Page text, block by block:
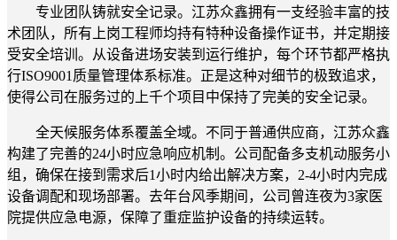
专业团队铸就安全记录。江苏众鑫拥有一支经验丰富的技
术团队，所有上岗工程师均持有特种设备操作证书，并定期接
受安全培训。从设备进场安装到运行维护，每个环节都严格执
行ISO9001质量管理体系标准。正是这种对细节的极致追求，
使得公司在服务过的上千个项目中保持了完美的安全记录。
全天候服务体系覆盖全域。不同于普通供应商，江苏众鑫
构建了完善的24小时应急响应机制。公司配备多支机动服务小
组，确保在接到需求后1小时内给出解决方案，2-4小时内完成
设备调配和现场部署。去年台风季期间，公司曾连夜为3家医
院提供应急电源，保障了重症监护设备的持续运转。